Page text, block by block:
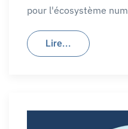
pour l'écosystème
Lire...